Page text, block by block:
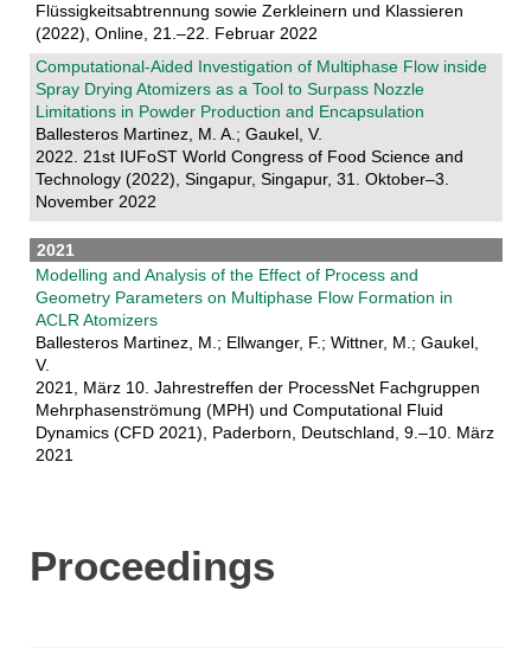
Flüssigkeitsabtrennung sowie Zerkleinern und Klassieren
(2022), Online, 21.–22. Februar 2022
Computational-Aided Investigation of Multiphase Flow inside
Spray Drying Atomizers as a Tool to Surpass Nozzle
Limitations in Powder Production and Encapsulation
Ballesteros Martinez, M. A.; Gaukel, V.
2022. 21st IUFoST World Congress of Food Science and
Technology (2022), Singapur, Singapur, 31. Oktober–3.
November 2022
2021
Modelling and Analysis of the Effect of Process and
Geometry Parameters on Multiphase Flow Formation in
ACLR Atomizers
Ballesteros Martinez, M.; Ellwanger, F.; Wittner, M.; Gaukel,
V.
2021, März 10. Jahrestreffen der ProcessNet Fachgruppen
Mehrphasenströmung (MPH) und Computational Fluid
Dynamics (CFD 2021), Paderborn, Deutschland, 9.–10. März
2021
Proceedings